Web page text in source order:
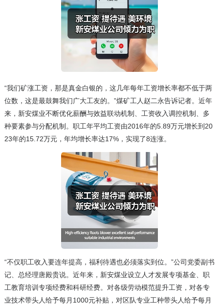
“我们矿涨工资，那是真金白银的，这几年每年工资增长率都不低于两
位数，这是最鼓舞我们广大工友的。”煤矿工人赵二永告诉记者。近年
来，新安煤业不断优化薪酬与效益联动机制、工资收入调控机制、多
种要素参与分配机制。职工年平均工资由2016年的5.89万元增长到20
23年的15.72万元，年均增长率达17%，实现了8连涨。
“不仅职工收入要连年提高，福利待遇也必须落实到位。”公司党委副书
记、总经理唐殿贵说。近年来，新安煤业设立人才发展专项基金、职
工教育培训专项经费和科研经费。对各级劳动模范提升工资，对各专
业技术带头人给予每月1000元补贴，对区队专业工种带头人给予每月